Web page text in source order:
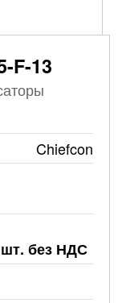
F-13
Chiefcon
без НДС